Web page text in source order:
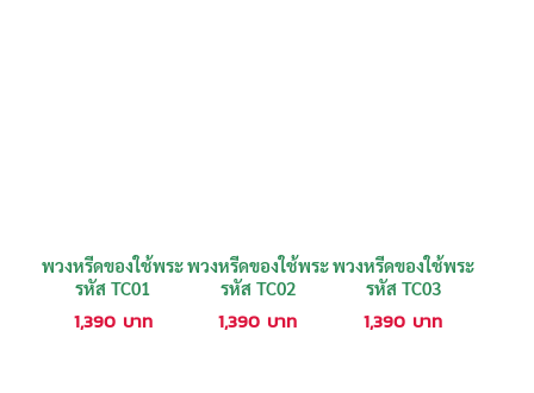
พวงหรีดของใช้พระ
รหัส TC01
1,390 บาท
พวงหรีดของใช้พระ
รหัส TC02
1,390 บาท
พวงหรีดของใช้พระ
รหัส TC03
1,390 บาท